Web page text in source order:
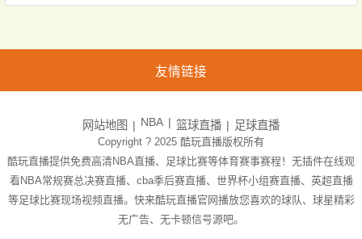
友情链接
网站地图 NBA 篮球直播 足球直播
Copyright ? 2025 酷玩直播版权所有
酷玩直播提供免费高清NBA直播、足球比赛等体育赛事赛程！无插件在线观
看NBA常规赛总决赛直播、cba季后赛直播、世界杯小组赛直播、英超直播
等足球比赛现场视频直播。快来酷玩直播官网播放您喜欢的球队、球星精彩
无广告、无卡顿信号源吧。